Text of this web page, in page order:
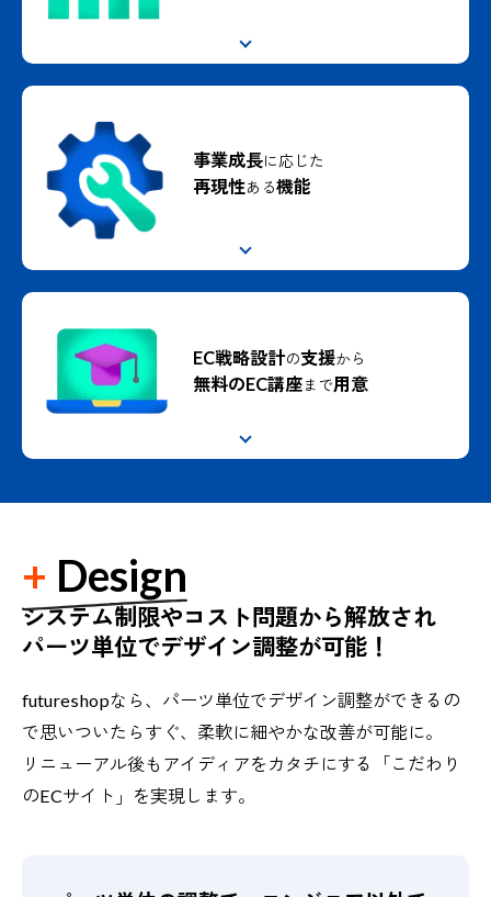
事業成長に応じた
再現性ある機能
EC戦略設計の支援から
無料のEC講座まで用意
Design
システム制限やコスト問題から解放され
パーツ単位でデザイン調整が可能！
futureshopなら、パーツ単位でデザイン調整ができるの
で思いついたらすぐ、柔軟に細やかな改善が可能に。
リニューアル後もアイディアをカタチにする「こだわり
のECサイト」を実現します。